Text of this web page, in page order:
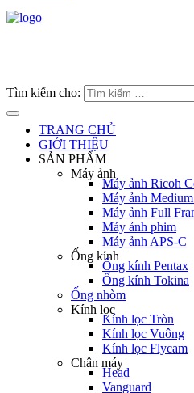
Tìm kiếm cho:
TRANG CHỦ
GIỚI THIỆU
SẢN PHẨM
Máy ảnh
Máy ảnh Ricoh
Máy ảnh
Máy ảnh Full
Máy ảnh phim
Máy ảnh APS-C
Ống kính
Ống kính Pentax
Ống kính Tokina
Ống nhòm
Kính lọc
Kính lọc Tròn
Kính lọc Vuông
Kính lọc Flycam
Chân máy
Head
Vanguard